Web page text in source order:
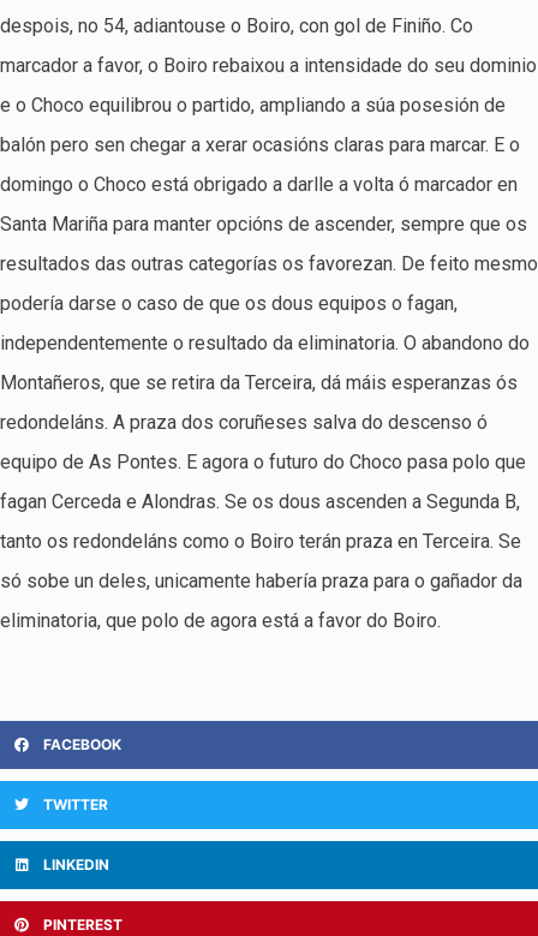
despois, no 54, adiantouse o Boiro, con gol de Finiño. Co
marcador a favor, o Boiro rebaixou a intensidade do seu dominio
e o Choco equilibrou o partido, ampliando a súa posesión de
balón pero sen chegar a xerar ocasións claras para marcar. E o
domingo o Choco está obrigado a darlle a volta ó marcador en
Santa Mariña para manter opcións de ascender, sempre que os
resultados das outras categorías os favorezan. De feito mesmo
podería darse o caso de que os dous equipos o fagan,
independentemente o resultado da eliminatoria. O abandono do
Montañeros, que se retira da Terceira, dá máis esperanzas ós
redondeláns. A praza dos coruñeses salva do descenso ó
equipo de As Pontes. E agora o futuro do Choco pasa polo que
fagan Cerceda e Alondras. Se os dous ascenden a Segunda B,
tanto os redondeláns como o Boiro terán praza en Terceira. Se
só sobe un deles, unicamente habería praza para o gañador da
eliminatoria, que polo de agora está a favor do Boiro.
FACEBOOK
TWITTER
LINKEDIN
PINTEREST